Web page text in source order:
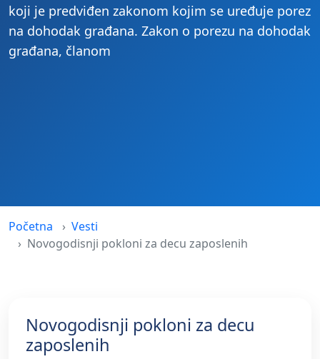
koji je predviđen zakonom kojim se uređuje porez
na dohodak građana. Zakon o porezu na dohodak
građana, članom
Početna
Vesti
Novogodisnji pokloni za decu zaposlenih
Novogodisnji pokloni za decu
zaposlenih